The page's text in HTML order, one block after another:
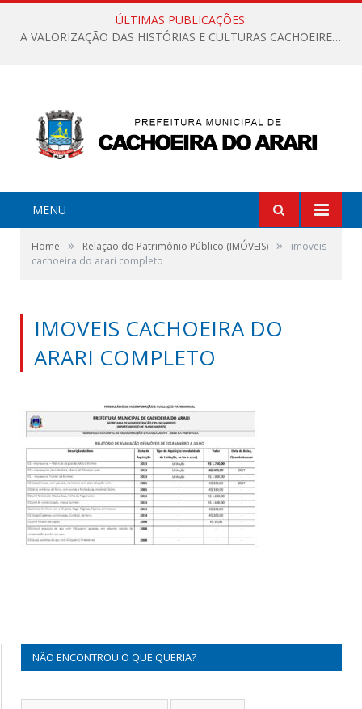
ÚLTIMAS PUBLICAÇÕES:
A VALORIZAÇÃO DAS HISTÓRIAS E CULTURAS CACHOEIRENSES
MENU
Home » Relação do Patrimônio Público (IMÓVEIS) »
imoveis
cachoeira do arari completo
IMOVEIS CACHOEIRA DO
ARARI COMPLETO
NÃO ENCONTROU O QUE QUERIA?